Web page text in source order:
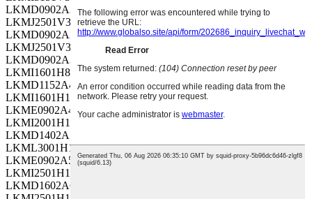
LKMD0902A270MF
-55 ~ 105
100
LKMJ2501V332MF
-55 ~ 105
LKMD0902A330MF
-55 ~ 105
100
LKMJ2501V392MF
-55 ~ 105
LKMD0902A390MF
LKMI1601H821MF
-55 ~ 105
50
LKMD1152A470MF
-55 ~ 105
100
LKMI1601H102MF
-55 ~ 105
LKME0902A470MF
-55 ~ 105
100
LKMI2001H122MF
-55 ~ 105
50
LKMD1402A560MF
LKML3001H152MF
-55 ~ 105
50
LKME0902A560MF
-55 ~ 105
100
LKMI2501H152MF
LKMD1602A680MF